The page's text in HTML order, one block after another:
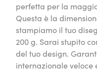
perfetta per la
Questa è la
stampiamo il tuo
200 g. Sarai stupito
del tuo design.
internazionale veloce